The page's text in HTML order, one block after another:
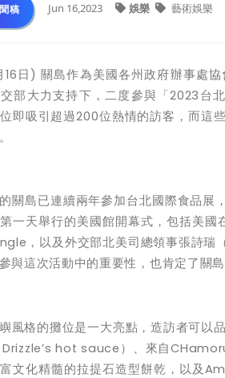
稿 Jun 16,2023 娛樂 藝術娛樂
16 日 ) 關島作為美國各州政府辦事處
部大力支持下，二度參與「2023 台
即吸引超過200位熱情的訪客，而這
關島已連續兩年參加台北國際食品展
一天舉行的美國館開幕式，包括美國
，以及外交部北美司總領事張詩瑞
與這次活動中的重要性，也肯定了關
風格的攤位是一大亮點，造訪者可以
Drizzle’s hot sauce ）、來自
文化精髓的拉提石造型餅乾，以及